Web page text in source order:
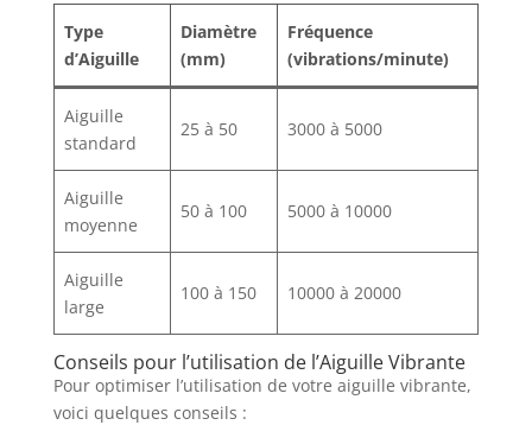
Type
d’Aiguille
Diamètre
(mm)
Fréquence
(vibrations/minute)
Aiguille
standard
25 à 50 3000 à 5000
Aiguille
moyenne
50 à 100 5000 à 10000
Aiguille
large
100 à 150 10000 à 20000
Conseils pour l’utilisation de l’Aiguille Vibrante
Pour optimiser l’utilisation de votre aiguille vibrante,
voici quelques conseils :